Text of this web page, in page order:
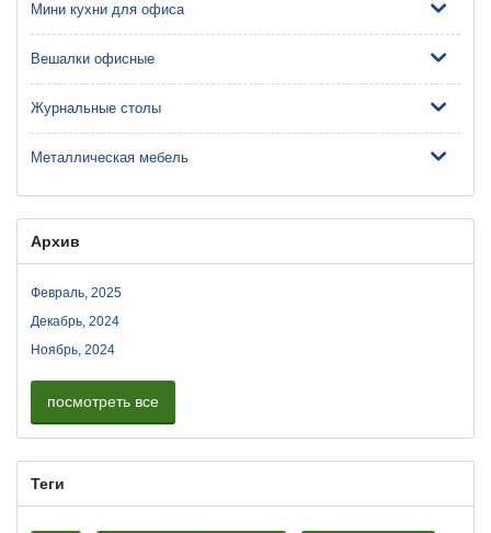
Мини кухни для офиса
Вешалки офисные
Журнальные столы
Металлическая мебель
Архив
Февраль, 2025
Декабрь, 2024
Ноябрь, 2024
посмотреть все
Теги